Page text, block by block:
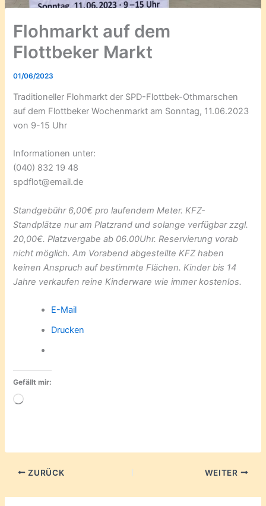
Flohmarkt auf dem
Flottbeker Markt
01/06/2023
Traditioneller Flohmarkt der SPD-Flottbek-Othmarschen
auf dem Flottbeker Wochenmarkt am Sonntag, 11.06.2023
von 9-15 Uhr
Informationen unter:
(040) 832 19 48
spdflot@email.de
Standgebühr 6,00€ pro laufendem Meter. KFZ-
Standplätze nur am Platzrand und solange verfügbar zzgl.
20,00€. Platzvergabe ab 06.00Uhr. Reservierung vorab
nicht möglich. Am Vorabend abgestellte KFZ haben
keinen Anspruch auf bestimmte Flächen. Kinder bis 14
Jahre verkaufen reine Kinderware wie immer kostenlos.
E-Mail
Drucken
Gefällt mir:
Wird
ZURÜCK WEITER